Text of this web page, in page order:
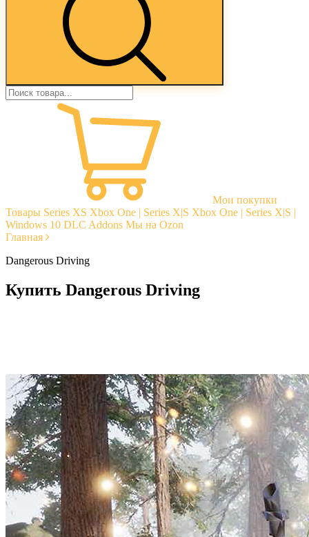
Мои покупки
Товары Series XS Xbox One | Series X|S Xbox One | Series X|S |
Windows 10 DLC Addons Мы на Ozon
Главная
Dangerous Driving
Купить Dangerous Driving